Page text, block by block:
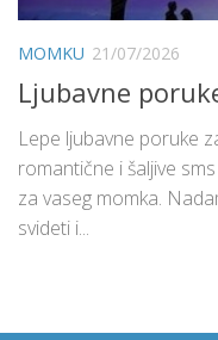
MOMKU 21/07/2026
Ljubavne
Lepe ljubavne poruke
romantične i šaljive
za vaseg momka.
svideti i...